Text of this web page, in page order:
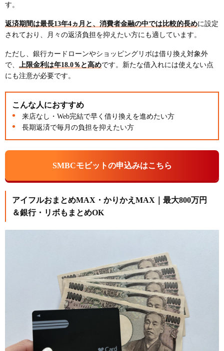
す。
返済期間は最長13年4ヵ月と、消費者金融の中では比較的長めに設定
されており、月々の返済負担を抑えたい方にも適しています。
ただし、銀行カードローンやショッピングリボは借り換え対象外
で、
上限金利は年18.0％と高めです。新たな借入れには使えない点
にも注意が必要です。
こんな人におすすめ
来店なし・Web完結で早く借り換えを進めたい方
長期返済で毎月の負担を抑えたい方
SMBCモビットの申込みはこちら
アイフルおまとめMAX・かりかえMAX｜最大800万円
＆銀行・リボもまとめOK